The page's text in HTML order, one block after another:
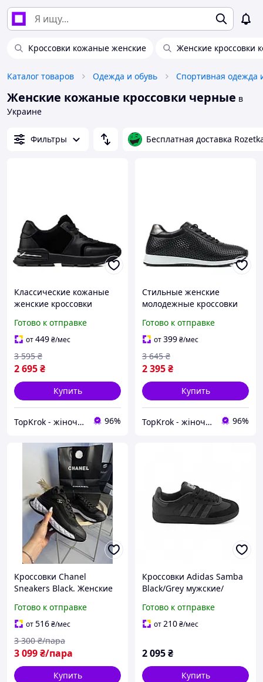
Кроссовки кожаные женские Женские кроссовки
Каталог товаров Одежда и обувь Спортивная одежда
Женские кожаные кроссовки черные в
Украине
Фильтры Бесплатная доставка
Классические кожаные
женские кроссовки
массивной толстой
подошве и высокой
платформе
Готово к отправке
от449₴/мес
2 695₴
3 595 ₴
Купить
TopKrok - жіноче та чоловіче взуття, жіночі сумки та верхній одяг 96%
Стильные женские
молодежные кроссовки
дырочки на ровной белой
подошве и платформе
Готово к отправке
от399₴/мес
2 395₴
3 645 ₴
Купить
TopKrok - жіноче та чоловіче взуття, жіночі сумки та верхній одяг 96%
Кроссовки Chanel
Sneakers Black. Женские
Шанель черный цвет
Готово к отправке
от516₴/мес
3 099₴/пара
3 300 ₴/пара
Купить
Кроссовки Adidas Samba
Black/Grey мужские/
кожаные | Адидас Самба
37
Готово к отправке
от210₴/мес
2 095₴
Купить